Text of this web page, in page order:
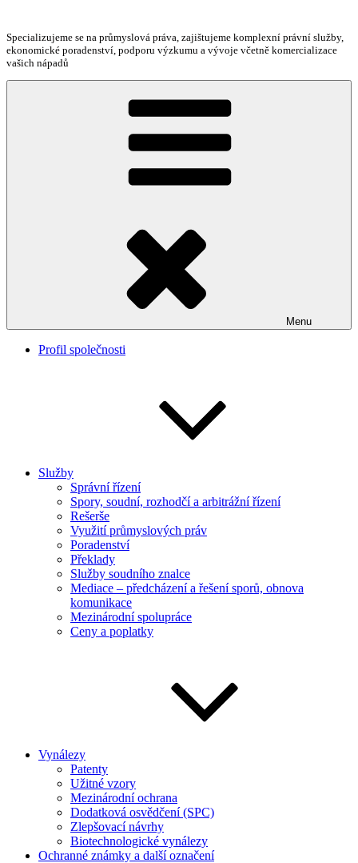
obsahu
webu
Specializujeme se na průmyslová práva, zajištujeme komplexní právní služby,
ekonomické poradenství, podporu výzkumu a vývoje včetně komercializace
vašich nápadů
Menu
Profil společnosti
Služby
Správní řízení
Spory, soudní, rozhodčí a arbitrážní řízení
Rešerše
Využití průmyslových práv
Poradenství
Překlady
Služby soudního znalce
Mediace – předcházení a řešení sporů, obnova
komunikace
Mezinárodní spolupráce
Ceny a poplatky
Vynálezy
Patenty
Užitné vzory
Mezinárodní ochrana
Dodatková osvědčení (SPC)
Zlepšovací návrhy
Biotechnologické vynálezy
Ochranné známky a další označení